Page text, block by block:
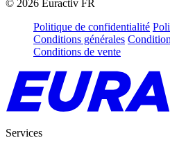
© 2026 Euractiv FR
Politique de confidentialité
Conditions générales
Conditions de vente
Services